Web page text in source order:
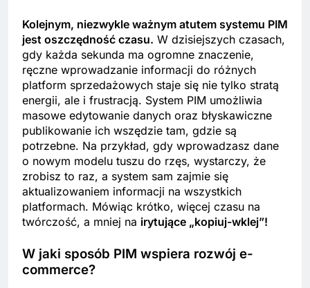
Kolejnym, niezwykle ważnym atutem systemu PIM
jest oszczędność czasu. W dzisiejszych czasach,
gdy każda sekunda ma ogromne znaczenie,
ręczne wprowadzanie informacji do różnych
platform sprzedażowych staje się nie tylko stratą
energii, ale i frustracją. System PIM umożliwia
masowe edytowanie danych oraz błyskawiczne
publikowanie ich wszędzie tam, gdzie są
potrzebne. Na przykład, gdy wprowadzasz dane
o nowym modelu tuszu do rzęs, wystarczy, że
zrobisz to raz, a system sam zajmie się
aktualizowaniem informacji na wszystkich
platformach. Mówiąc krótko, więcej czasu na
twórczość, a mniej na irytujące „kopiuj-wklej”!
W jaki sposób PIM wspiera rozwój e-
commerce?